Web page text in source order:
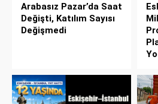
Arabasız Pazar’da Saat
Değişti, Katılım Sayısı
Değişmedi